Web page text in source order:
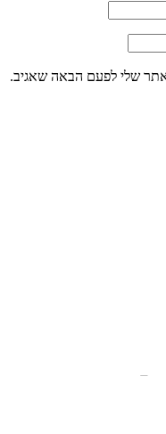
שלי לפעם הבאה שאגיב.